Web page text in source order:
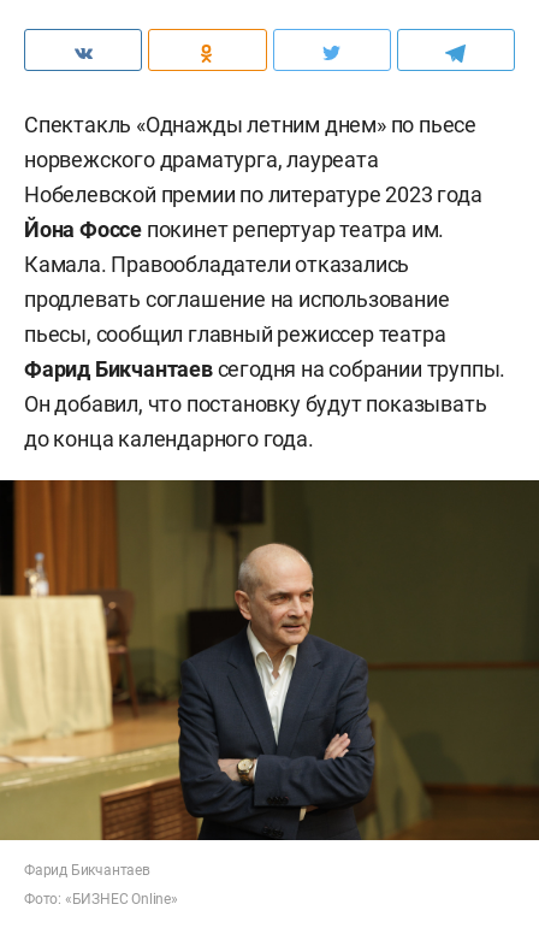
Спектакль «Однажды летним днем» по пьесе
норвежского драматурга, лауреата
Нобелевской премии по литературе 2023 года
Йона Фоссе покинет репертуар театра им.
Камала. Правообладатели отказались
продлевать соглашение на использование
пьесы, сообщил главный режиссер театра
Фарид Бикчантаевсегодня на собрании труппы.
Он добавил, что постановку будут показывать
до конца календарного года.
Фарид Бикчантаев
Фото: «БИЗНЕС Online»